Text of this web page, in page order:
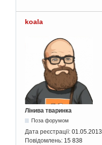
koala
Лінива тваринка
Поза форумом
Дата реєстрації: 01.05.2013
Повідомлень: 15 838